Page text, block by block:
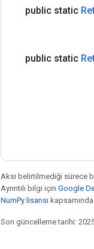
public static
public static
Aksi belirtilmediği sürece
Ayrıntılı bilgi için Google
NumPy lisansı
Son güncelleme tarihi: